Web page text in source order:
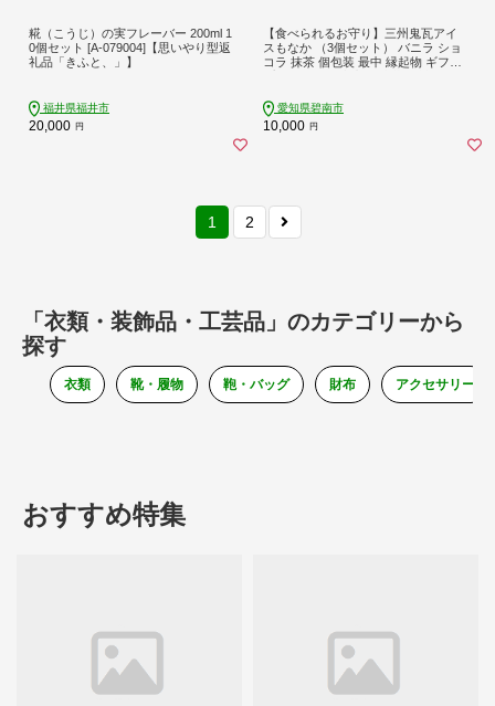
糀（こうじ）の実フレーバー 200ml 1
0個セット [A-079004]【思いやり型返
礼品「きふと、」】
福井県福井市
20,000 円
【食べられるお守り】三州鬼瓦アイ
スもなか （3個セット） バニラ ショ
コラ 抹茶 個包装 最中 縁起物 ギフト
愛知県碧南市
10,000 円
1 2
「衣類・装飾品・工芸品」のカテゴリーから
探す
衣類 靴・履物 鞄・バッグ 財布 アクセサリー
おすすめ特集